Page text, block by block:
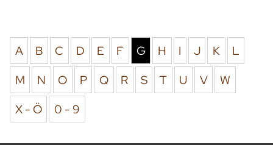
A B C D E F G H I J K
L
M
N O P Q R S T U V
W
X - Ö
0 - 9